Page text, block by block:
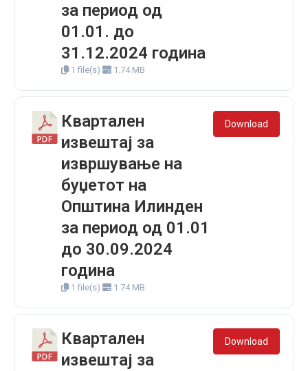
за период од
01.01. до
31.12.2024 година
1 file(s) 1.74 MB
Квартален
извештај за
извршување на
буџетот на
Општина Илинден
за период од 01.01
до 30.09.2024
година
1 file(s) 1.74 MB
Download
Квартален
извештај за
Download